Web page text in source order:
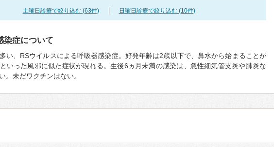
土曜日診療で絞り込む (63件) 日曜日診療で絞り込む (10件)
染症について
い、RSウイルスによる呼吸器感染症。好発年齢は2歳以下で、鼻水から始まることが
いった風邪に似た症状が現れる。生後6ヵ月未満の感染は、急性細気管支炎や肺炎な
。未だワクチンはない。